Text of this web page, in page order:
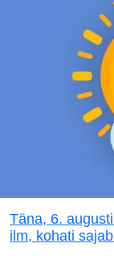
Täna, 6.
ilm, kohati